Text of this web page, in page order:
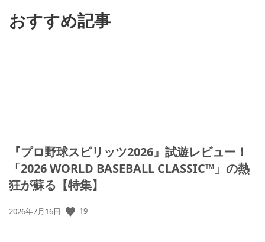
おすすめ記事
『プロ野球スピリッツ2026』試遊レビュー！
「2026 WORLD BASEBALL CLASSIC™」の熱
狂が蘇る【特集】
公
2026年7月16日 19